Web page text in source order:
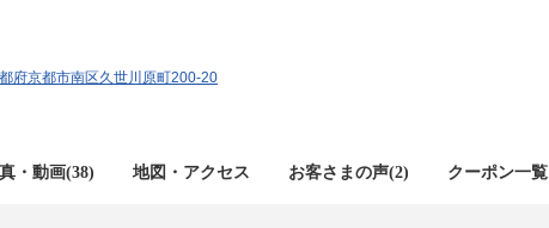
府京都市南区久世川原町200-20
・動画(38) 地図・アクセス お客さまの声(2) クーポン一覧